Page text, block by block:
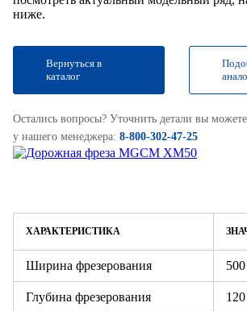
ниже.
Вернуться в
каталог
Остались вопросы? Уточнить детали вы
у нашего менеджера:8-800-302-47-25
ХАРАКТЕРИСТИКА
Ширина фрезерования
Глубина фрезерования